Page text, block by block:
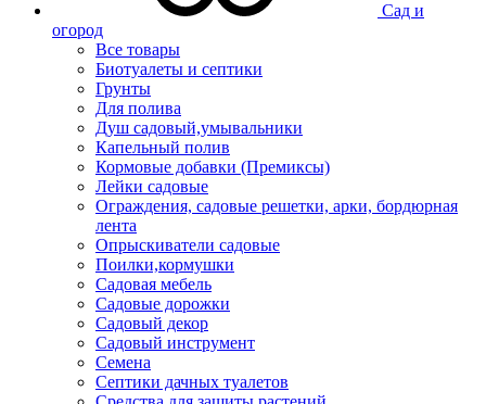
Сад и
огород
Все товары
Биотуалеты и септики
Грунты
Для полива
Душ садовый,умывальники
Капельный полив
Кормовые добавки (Премиксы)
Лейки садовые
Ограждения, садовые решетки, арки, бордюрная
лента
Опрыскиватели садовые
Поилки,кормушки
Садовая мебель
Садовые дорожки
Садовый декор
Садовый инструмент
Семена
Септики дачных туалетов